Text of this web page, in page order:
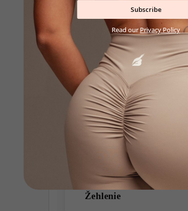
Pranie
Otoč naruby:
Pred
trením.
Per na 30°C pri
elastické vlákna.
Použi jemný prací
spôsobujú vyblednutie
Per s podobnými
Žehlenie
Subscribe
Read ourPrivacy Policy